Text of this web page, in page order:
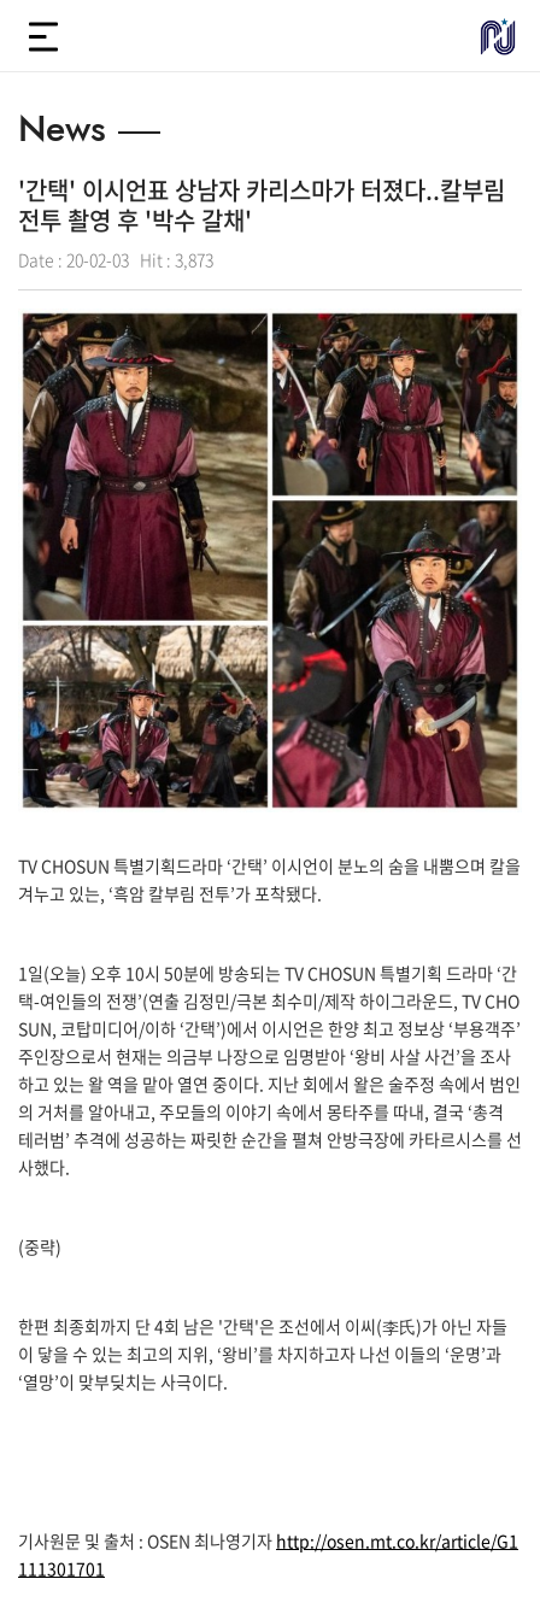
News
'간택' 이시언표 상남자 카리스마가 터졌다..칼부림
전투 촬영 후 '박수 갈채'
Date : 20-02-03 Hit : 3,873
TV CHOSUN 특별기획드라마 ‘간택’ 이시언이 분노의 숨을 내뿜으며 칼을
겨누고 있는, ‘흑암 칼부림 전투’가 포착됐다.
1일(오늘) 오후 10시 50분에 방송되는 TV CHOSUN 특별기획 드라마 ‘간
택-여인들의 전쟁’(연출 김정민/극본 최수미/제작 하이그라운드, TV CHO
SUN, 코탑미디어/이하 ‘간택’)에서 이시언은 한양 최고 정보상 ‘부용객주’
주인장으로서 현재는 의금부 나장으로 임명받아 ‘왕비 사살 사건’을 조사
하고 있는 왈 역을 맡아 열연 중이다. 지난 회에서 왈은 술주정 속에서 범인
의 거처를 알아내고, 주모들의 이야기 속에서 몽타주를 따내, 결국 ‘총격
테러범’ 추격에 성공하는 짜릿한 순간을 펼쳐 안방극장에 카타르시스를 선
사했다.
(중략)
한편 최종회까지 단 4회 남은 '간택'은 조선에서 이씨(李氏)가 아닌 자들
이 닿을 수 있는 최고의 지위, ‘왕비’를 차지하고자 나선 이들의 ‘운명’과
‘열망’이 맞부딪치는 사극이다.
기사원문 및 출처 : OSEN 최나영기자 http://osen.mt.co.kr/article/G1
111301701